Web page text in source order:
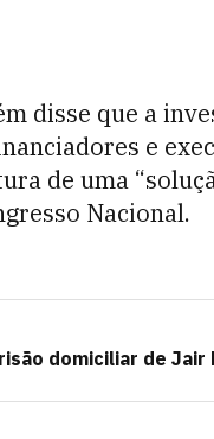
disse que a
e
de uma
Nacional.
domiciliar de Jair